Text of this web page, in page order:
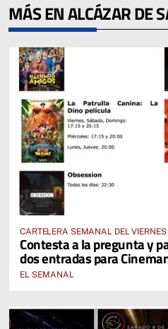
MÁS EN ALCÁZAR DE
CARTELERA SEMANAL DEL
2026
Contesta a la pregunta y
dos entradas para
EL SEMANAL